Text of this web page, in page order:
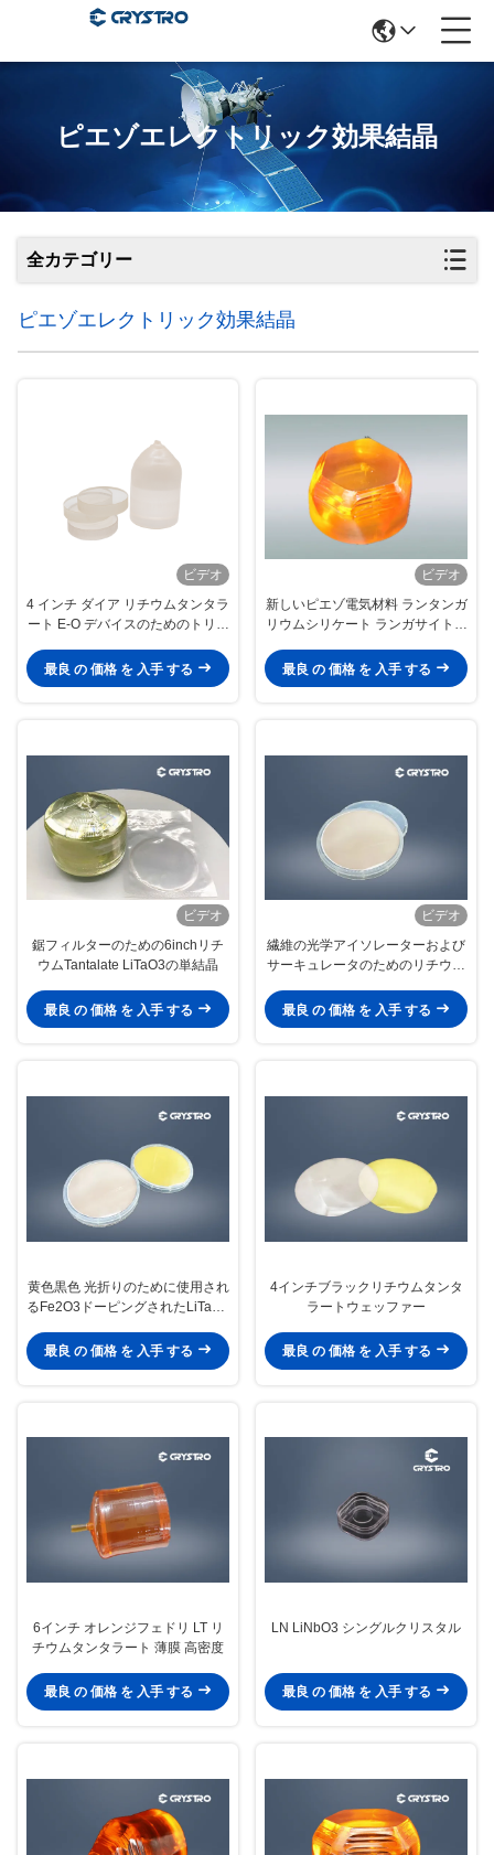
ピエゾエレクトリック効果結晶
全カテゴリー
ピエゾエレクトリック効果結晶
ビデオ
4 インチ ダイア リチウムタンタラ
ート E-O デバイスのためのトリゴ
最良 の 価格 を 入手 する
ビデオ
新しいピエゾ電気材料 ランタンガ
リウムシリケート ランガサイト結
最良 の 価格 を 入手 する
ビデオ
鋸フィルターのための6inchリチ
ウムTantalate LiTaO3の単結晶
最良 の 価格 を 入手 する
ビデオ
繊維の光学アイソレーターおよび
サーキュレータのためのリチウム
最良 の 価格 を 入手 する
黄色黒色 光折りのために使用され
るFe2O3ドーピングされたLiTaO3
最良 の 価格 を 入手 する
4インチブラックリチウムタンタ
ラートウェッファー
最良 の 価格 を 入手 する
6インチ オレンジフェドリ LT リ
チウムタンタラート 薄膜 高密度
最良 の 価格 を 入手 する
LN LiNbO3 シングルクリスタル
最良 の 価格 を 入手 する